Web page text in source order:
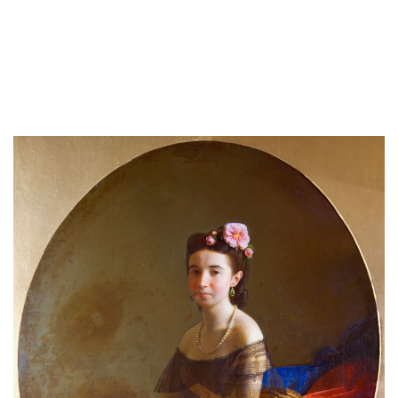
ПРО МУЗЕЙ
Історична довідка
Видання та публікації
Експонати місяця
Структура музею
Колекція